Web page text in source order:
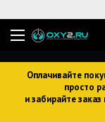
Оплачивайте
просто
и забирайте